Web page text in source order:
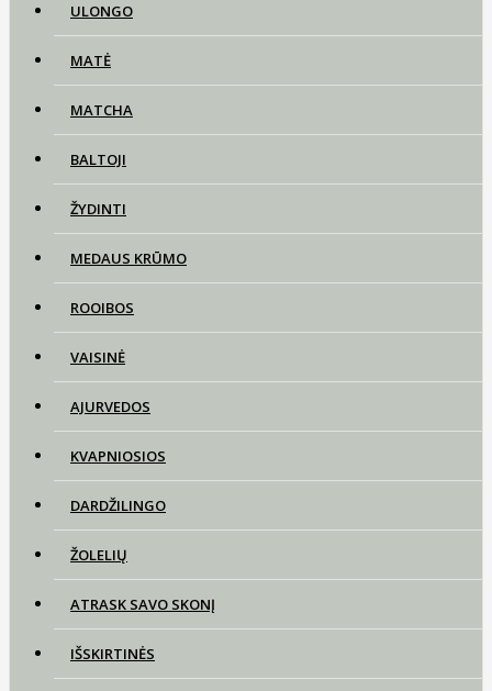
ULONGO
MATĖ
MATCHA
BALTOJI
ŽYDINTI
MEDAUS KRŪMO
ROOIBOS
VAISINĖ
AJURVEDOS
KVAPNIOSIOS
DARDŽILINGO
ŽOLELIŲ
ATRASK SAVO SKONĮ
IŠSKIRTINĖS